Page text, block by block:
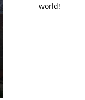
world!